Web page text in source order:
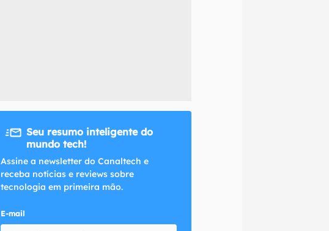
Seu resumo inteligente do
mundo tech!
Assine a newsletter do Canaltech e
receba notícias e reviews sobre
tecnologia em primeira mão.
E-mail